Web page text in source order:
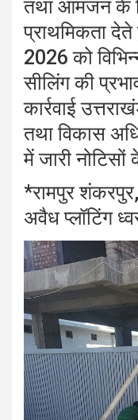
तथा आमजन के
प्राथमिकता
2026 को
सीलिंग की
कार्रवाई
तथा विकास
में जारी
*रामपुर
अवैध प्लॉटिंग